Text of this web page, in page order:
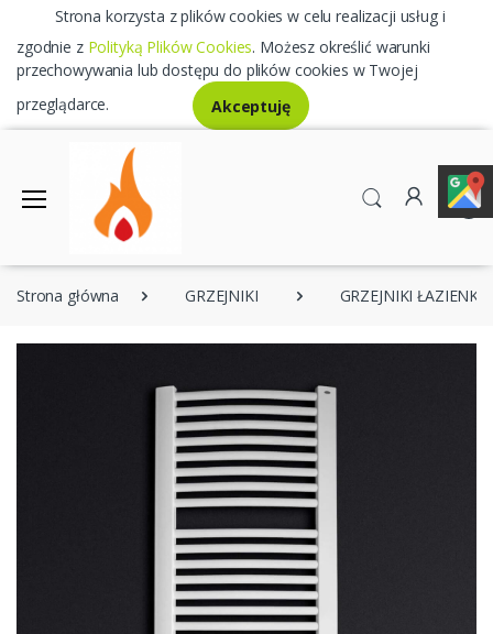
Strona korzysta z plików cookies w celu realizacji usług i
zgodnie z Polityką Plików Cookies. Możesz określić warunki
przechowywania lub dostępu do plików cookies w Twojej
przeglądarce.
Akceptuję
0
Strona główna GRZEJNIKI GRZEJNIKI